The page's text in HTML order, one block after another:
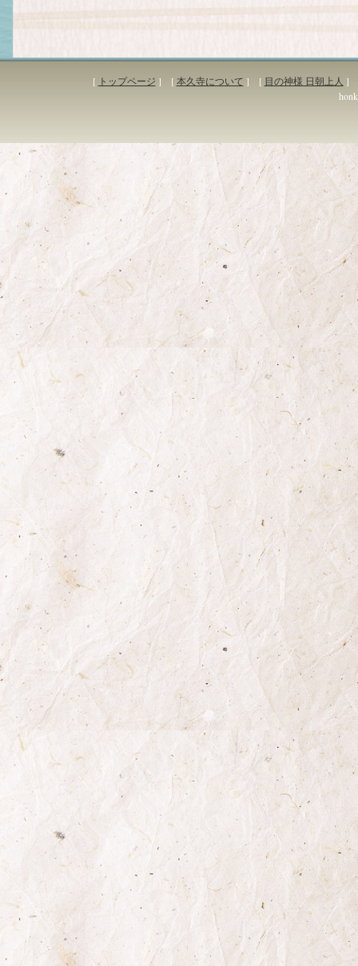
[ トップページ ] [ 本久寺について ] [ 目の神様 日朝上人 ]